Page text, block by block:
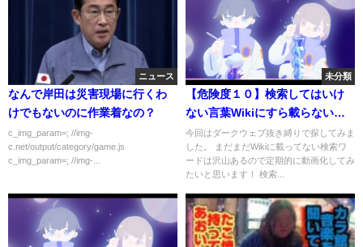
ニュース
なんで岸田は災害現場に行くわ
けでもないのに作業着なの？
c_img_param=; //img-
c.net/output/category/game.js
c_img_param=; //img-...
未分類
【危険度１０】検索してはいけ
ない言葉Wikiにすら載らない史
上最悪の検索ワードを紹介！
【あんぐら本舗】【VOICEROID
解説】
今回はダークウェブ抜き縛りで探してみま
した。 まだまだWikiに載ってない検索ワ
ードは沢山あるので定期的に動画化してみ
たいと思います！ 検索...